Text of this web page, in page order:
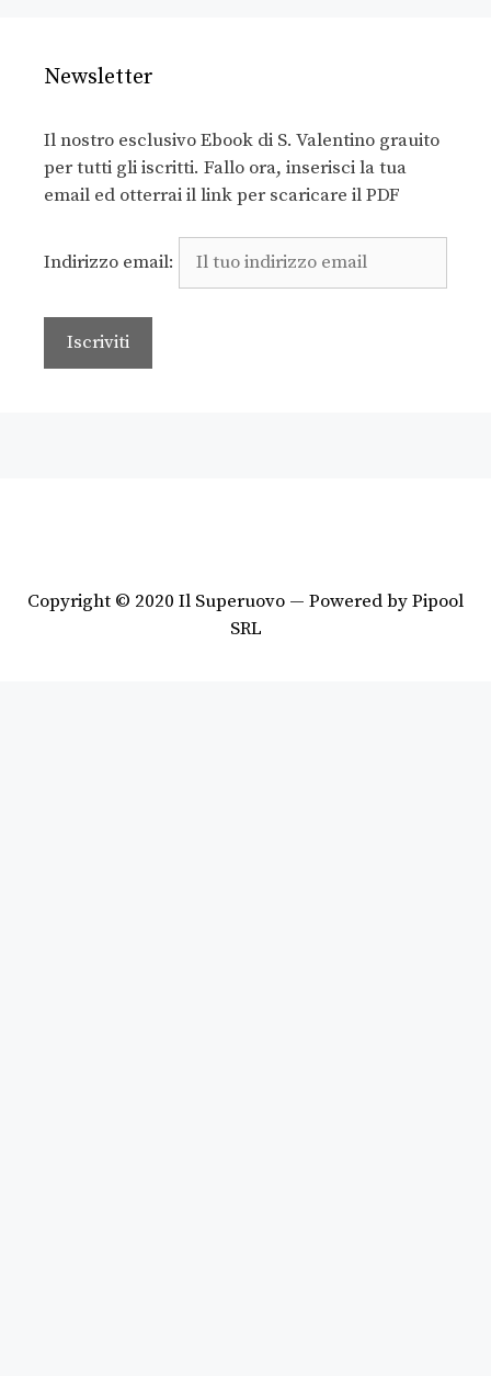
Newsletter
Il nostro esclusivo Ebook di S. Valentino grauito
per tutti gli iscritti. Fallo ora, inserisci la tua
email ed otterrai il link per scaricare il PDF
Indirizzo email:
Copyright © 2020 Il Superuovo — Powered by Pipool
SRL